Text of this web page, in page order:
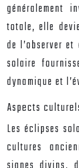
généralement
totale, elle
de l’observer
solaire
dynamique et
Aspects
Les éclipses
cultures